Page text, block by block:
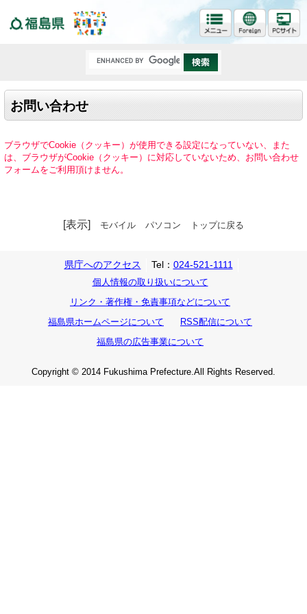
お問い合わせ
ブラウザでCookie（クッキー）が使用できる設定になっていない、また
は、ブラウザがCookie（クッキー）に対応していないため、お問い合わせ
フォームをご利用頂けません。
[表示] モバイル パソコン トップに戻る
県庁へのアクセス Tel： 024-521-1111
個人情報の取り扱いについて
リンク・著作権・免責事項などについて
福島県ホームページについて
RSS配信について
福島県の広告事業について
Copyright © 2014 Fukushima Prefecture.All Rights Reserved.